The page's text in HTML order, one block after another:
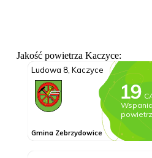
Jakość powietrza Kaczyce: